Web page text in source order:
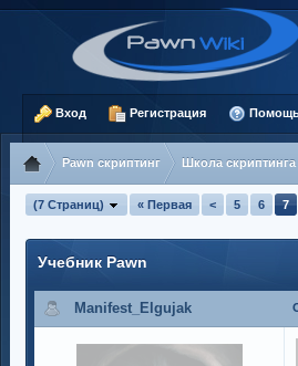
Вход Регистрация
Pawn скриптинг Школа скриптинга
(7 Страниц) « Первая < 5 6 7
Учебник Pawn
Manifest_Elgujak